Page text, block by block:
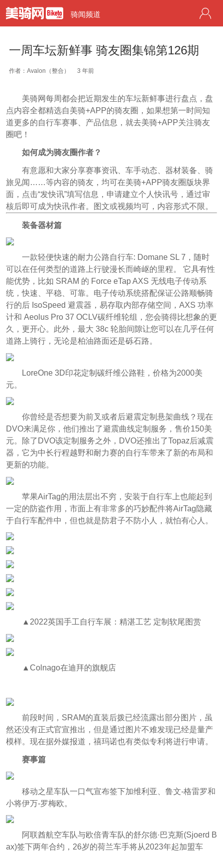
骑闻频道
一周车坛新鲜事 骑友圈集锦第126期
作者：Avalon（整合） 3 年前
美骑网每周都会把近期发生的车坛新鲜事进行盘点，盘
点内容全都精选自美骑+APP的骑友圈，如果想第一时间知
道更多的自行车赛事、产品信息，就去美骑+APP关注骑友
圈吧！
如何成为骑友圈作者？
有意愿和大家分享赛事资讯、车手动态、器材装备、骑
旅见闻……等内容的骑友，均可在美骑+APP骑友圈版块界
面，点击“发快讯”填写信息，申请建立个人快讯号，通过审
核后即可成为快讯作者。图文或视频均可，内容形式不限。
装备器材篇
一款轻便快速的耐力公路自行车: Domane SL 7，随时
可以在任何类型的道路上行驶漫长而崎岖的里程。 它具有性
能优势，比如 SRAM 的 Force eTap AXS 无线电子传动系
统，快速、平稳、可靠。电子传动系统搭配保证公路顺畅骑
行的后 IsoSpeed 避震器，易存取内部存储空间，AXS 功率
计和 Aeolus Pro 37 OCLV碳纤维轮组，您会骑得比想象的更
久，更开心。此外，最大 38c 轮胎间隙让您可以在几乎任何
道路上骑行，无论是柏油路面还是砾石路。
LoreOne 3D印花定制碳纤维公路鞋，价格为2000美
元。
你曾经是否想要为前叉或者后避震定制悬架曲线？现在
DVO来满足你，他们推出了避震曲线定制服务，售价150美
元。除了DVO该定制服务之外，DVO还推出了Topaz后减震
器，它为中长行程越野和耐力赛的自行车带来了新的布局和
更新的功能。
苹果AirTag的用法层出不穷，安装于自行车上也能起到
一定的防盗作用，市面上有非常多的巧妙配件将AirTag隐藏
于自行车配件中，但也就是防君子不防小人，就怕有心人。
▲2022英国手工自行车展：精湛工艺 定制软尾图赏
▲Colnago在迪拜的旗舰店
前段时间，SRAM的直装后拨已经流露出部分图片，虽
然还没有正式官宣推出，但是通过图片不难发现已经是量产
模样。现在据外媒报道，禧玛诺也有类似专利将进行申请。
赛事篇
移动之星车队一口气宣布签下加维利亚、鲁文-格雷罗和
小将伊万-罗梅欧。
阿联酋航空车队与欧倍青车队的舒尔德·巴克斯(Sjoerd B
ax)签下两年合约，26岁的荷兰车手将从2023年起加盟车